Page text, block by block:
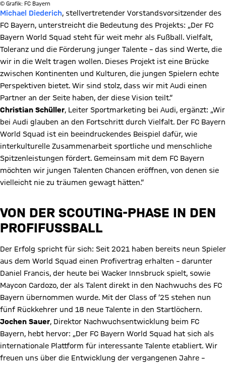
© Grafik: FC Bayern
Michael Diederich, stellvertretender Vorstandsvorsitzender des
FC Bayern, unterstreicht die Bedeutung des Projekts: „Der FC
Bayern World Squad steht für weit mehr als Fußball. Vielfalt,
Toleranz und die Förderung junger Talente – das sind Werte, die
wir in die Welt tragen wollen. Dieses Projekt ist eine Brücke
zwischen Kontinenten und Kulturen, die jungen Spielern echte
Perspektiven bietet. Wir sind stolz, dass wir mit Audi einen
Partner an der Seite haben, der diese Vision teilt.“
Christian Schüller, Leiter Sportmarketing bei Audi, ergänzt: „Wir
bei Audi glauben an den Fortschritt durch Vielfalt. Der FC Bayern
World Squad ist ein beeindruckendes Beispiel dafür, wie
interkulturelle Zusammenarbeit sportliche und menschliche
Spitzenleistungen fördert. Gemeinsam mit dem FC Bayern
möchten wir jungen Talenten Chancen eröffnen, von denen sie
vielleicht nie zu träumen gewagt hätten.“
VON DER SCOUTING-PHASE IN DEN
PROFIFUSSBALL
Der Erfolg spricht für sich: Seit 2021 haben bereits neun Spieler
aus dem World Squad einen Profivertrag erhalten – darunter
Daniel Francis, der heute bei Wacker Innsbruck spielt, sowie
Maycon Cardozo, der als Talent direkt in den Nachwuchs des FC
Bayern übernommen wurde. Mit der Class of ’25 stehen nun
fünf Rückkehrer und 18 neue Talente in den Startlöchern.
Jochen Sauer, Direktor Nachwuchsentwicklung beim FC
Bayern, hebt hervor: „Der FC Bayern World Squad hat sich als
internationale Plattform für interessante Talente etabliert. Wir
freuen uns über die Entwicklung der vergangenen Jahre –